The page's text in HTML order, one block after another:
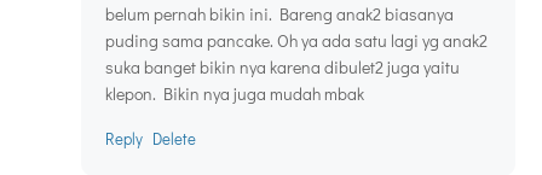
belum pernah bikin ini. Bareng anak2 biasanya
puding sama pancake. Oh ya ada satu lagi yg anak2
suka banget bikin nya karena dibulet2 juga yaitu
klepon. Bikin nya juga mudah mbak
Reply Delete